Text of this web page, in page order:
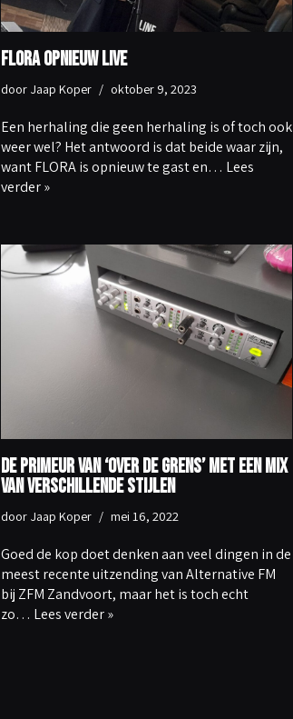
FLORA opnieuw live
door Jaap Koper oktober 9, 2023
Een herhaling die geen herhaling is of toch ook
weer wel? Het antwoord is dat beide waar zijn,
want FLORA is opnieuw te gast en… Lees
verder »
De primeur van ‘Over De Grens’ met een mix
van verschillende stijlen
door Jaap Koper mei 16, 2022
Goed de kop doet denken aan veel dingen in de
meest recente uitzending van Alternative FM
bij ZFM Zandvoort, maar het is toch echt
zo… Lees verder »